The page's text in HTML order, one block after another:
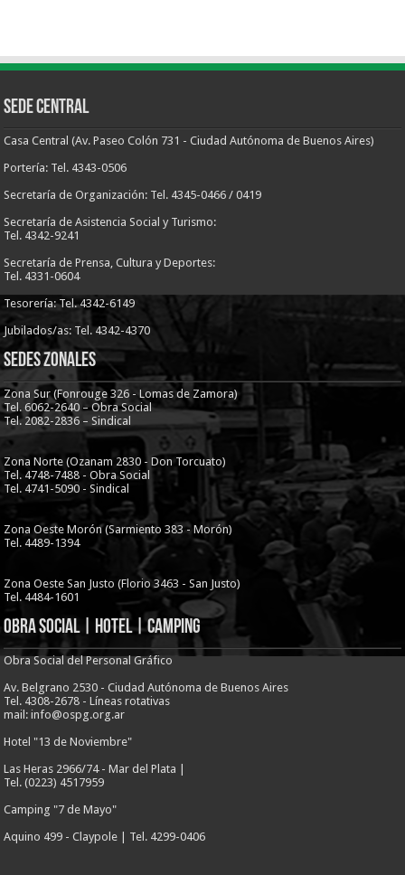
Sede Central
Casa Central (Av. Paseo Colón 731 - Ciudad Autónoma de Buenos Aires)
Portería: Tel. 4343-0506
Secretaría de Organización: Tel. 4345-0466 / 0419
Secretaría de Asistencia Social y Turismo:
Tel. 4342-9241
Secretaría de Prensa, Cultura y Deportes:
Tel. 4331-0604
Tesorería: Tel. 4342-6149
Jubilados/as: Tel. 4342-4370
Sedes Zonales
Zona Sur (Fonrouge 326 - Lomas de Zamora)
Tel. 6062-2640 – Obra Social
Tel. 2082-2836 – Sindical
Zona Norte (Ozanam 2830 - Don Torcuato)
Tel. 4748-7488 - Obra Social
Tel. 4741-5090 - Sindical
Zona Oeste Morón (Sarmiento 383 - Morón)
Tel. 4489-1394
Zona Oeste San Justo (Florio 3463 - San Justo)
Tel. 4484-1601
Obra Social | Hotel | Camping
Obra Social del Personal Gráfico
Av. Belgrano 2530 - Ciudad Autónoma de Buenos Aires
Tel. 4308-2678 - Líneas rotativas
mail: info@ospg.org.ar
Hotel "13 de Noviembre"
Las Heras 2966/74 - Mar del Plata |
Tel. (0223) 4517959
Camping "7 de Mayo"
Aquino 499 - Claypole | Tel. 4299-0406